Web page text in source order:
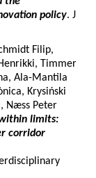
policy. J
Filip,
Timmer
Ala-Mantila
Krysiński
Næss Peter
limits:
corridor